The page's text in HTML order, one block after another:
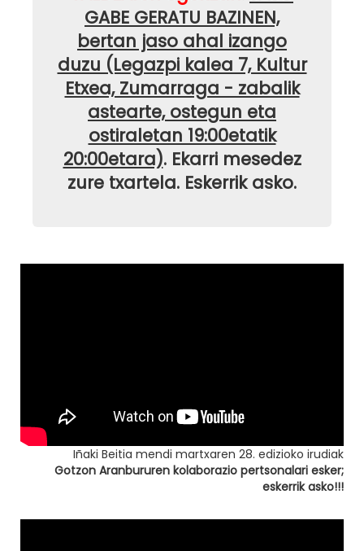
GABE GERATU BAZINEN,
bertan jaso ahal izango
duzu (Legazpi kalea 7, Kultur
Etxea, Zumarraga - zabalik
astearte, ostegun eta
ostiraletan 19:00etatik
20:00etara). Ekarri mesedez
zure txartela. Eskerrik asko.
Iñaki Beitia mendi martxaren 28. edizioko irudiak
Gotzon Aranbururen kolaborazio pertsonalari esker;
eskerrik asko!!!